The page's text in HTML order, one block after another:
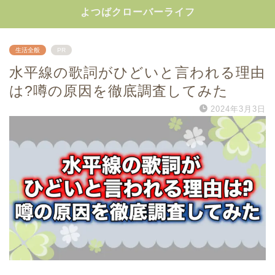
よつばクローバーライフ
生活全般 PR
水平線の歌詞がひどいと言われる理由
は?噂の原因を徹底調査してみた
2024年3月3日